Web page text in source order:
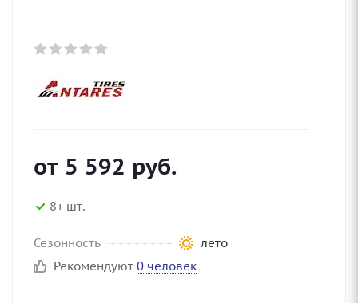
от 5 592 руб.
8+ шт.
Сезонность
лето
Рекомендуют 0 человек